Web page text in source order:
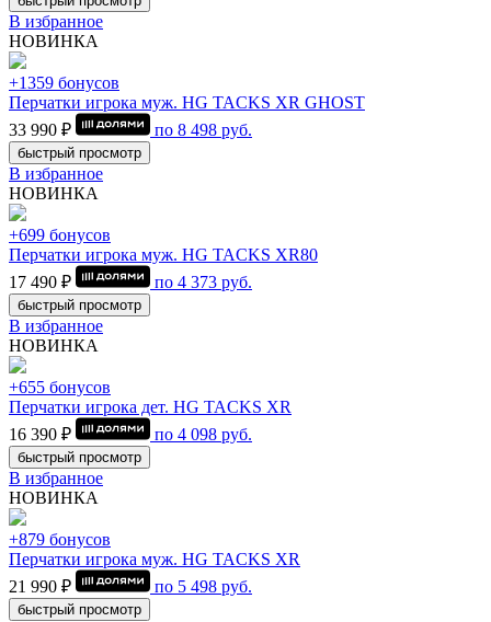
В избранное
НОВИНКА
+1359 бонусов
Перчатки игрока муж. HG TACKS XR GHOST
33 990 ₽
по 8 498 руб.
быстрый просмотр
В избранное
НОВИНКА
+699 бонусов
Перчатки игрока муж. HG TACKS XR80
17 490 ₽
по 4 373 руб.
быстрый просмотр
В избранное
НОВИНКА
+655 бонусов
Перчатки игрока дет. HG TACKS XR
16 390 ₽
по 4 098 руб.
быстрый просмотр
В избранное
НОВИНКА
+879 бонусов
Перчатки игрока муж. HG TACKS XR
21 990 ₽
по 5 498 руб.
быстрый просмотр